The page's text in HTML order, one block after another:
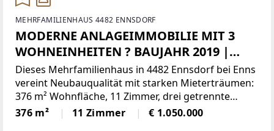
MEHRFAMILIENHAUS 4482 ENNSDORF
MODERNE ANLAGEIMMOBILIE MIT 3
WOHNEINHEITEN ? BAUJAHR 2019 |
PHOTOVOLTAIK | LUFTWÄRMEPUMPE |
TOP-RENDITEPOTENZIAL
Dieses Mehrfamilienhaus in 4482 Ennsdorf bei Enns
vereint Neubauqualität mit starken Mieterträumen:
376 m² Wohnfläche, 11 Zimmer, drei getrennte
Wohneinheiten für flexible Nutzung und
Risikostreuung. Luftwärmepumpe und Photovoltaik
376 m² 11 Zimmer € 1.050.000